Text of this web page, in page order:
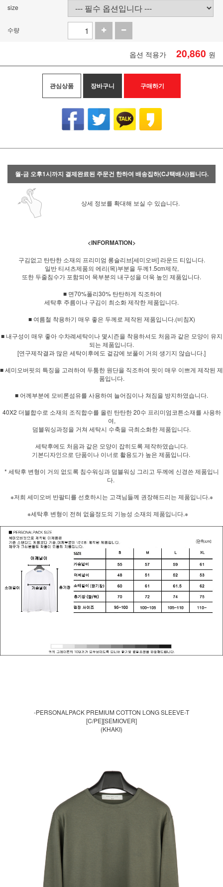
size
수량
옵션 적용가 20,860 원
관심상품 장바구니 구매하기
월-금 오후1시까지 결제완료된 주문건 한하여 배송집하(CJ택배사)됩니다.
상세 정보를 확대해 보실 수 있습니다.
<INFORMATION>
구김없고 탄탄한 소재의 프리미엄 롱슬리브[세미오버] 라운드 티입니다.
일반 티셔츠제품의 에리(목)부분을 두께1.5cm제작,
또한 두줄침수가 포함되어 목부분의 내구성을 더욱 높인 제품입니다.
■ 면70%폴리30% 탄탄하게 직조하여
세탁후 주름이나 구김이 최소화 제작한 제품입니다.
■ 여름철 착용하기 매우 좋은 두께로 제작된 제품입니다.(비침X)
■ 내구성이 매우 좋아 수차례세탁이나 몇시즌을 착용하셔도 처음과 같은 모양이 유지
되는 제품입니다.
[연구제작결과 많은 세탁이후에도 겉감에 보풀이 거의 생기지 않습니다.]
■ 세미오버핏의 특징을 고려하여 두툼한 원단을 직조하여 핏이 매우 이쁘게 제작된 제
품입니다.
■ 어께부분에 모비론섬유를 사용하여 늘어짐이나 쳐짐을 방지하였습니다.
40X2 더블합수로 소재의 조직합수를 올린 탄탄한 20수 프리미엄코튼소재를 사용하
여,
덤블워싱과정을 거쳐 세탁시 수축을 극최소화한 제품입니다.
세탁후에도 처음과 같은 모양이 잡히도록 제작하였습니다.
기본디자인으로 단품이나 이너로 활용도가 높은 제품입니다.
* 세탁후 변형이 거의 없도록 침수워싱과 덤블워싱 그리고 두께에 신경쓴 제품입니
다.
※저희 세미오버 반팔티를 선호하시는 고객님들께 권장해드리는 제품입니다.※
※세탁후 변형이 전혀 없을정도의 기능성 소재의 제품입니다.※
-PERSONALPACK PREMIUM COTTON LONG SLEEVE-T
[C/PE][SEMIOVER]
(KHAKI)